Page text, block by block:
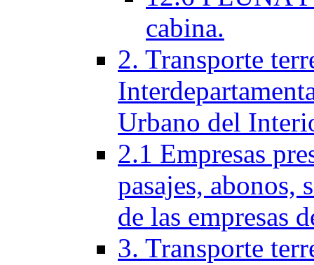
cabina.
2. Transporte
Urbano del
2.1 Empresas
pasajes, abonos,
de las empresas
3. Transporte